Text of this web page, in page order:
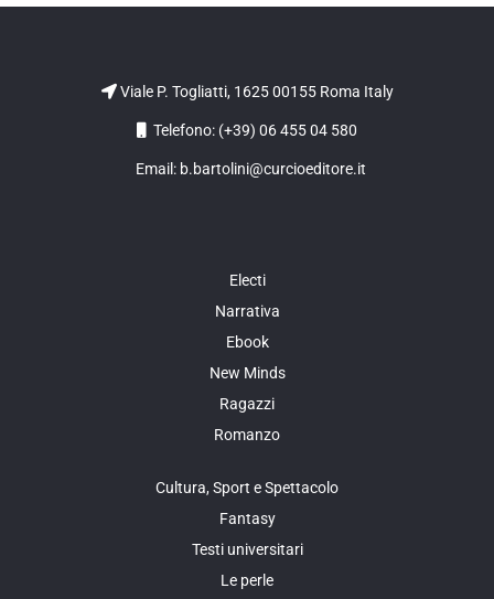
Viale P. Togliatti, 1625 00155 Roma Italy
Telefono: (+39) 06 455 04 580
Email: b.bartolini@curcioeditore.it
Electi
Narrativa
Ebook
New Minds
Ragazzi
Romanzo
Cultura, Sport e Spettacolo
Fantasy
Testi universitari
Le perle